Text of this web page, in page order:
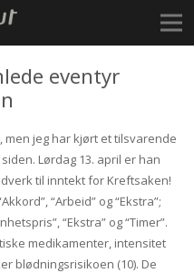
eventyr
jeg har kjørt et tilsvarende
Lørdag 13. april er han
til inntekt for Kreftsaken!
“Arbeid” og “Ekstra”;
“Ekstra” og “Timer”.
medikamenter, intensitet
blødningsrisikoen (10). De